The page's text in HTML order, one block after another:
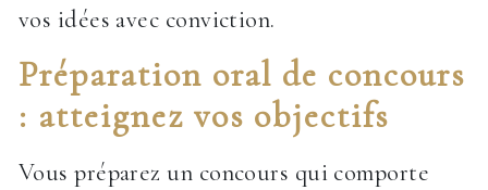
vos idées avec conviction.
Préparation oral de concours
: atteignez vos objectifs
Vous préparez un concours qui comporte